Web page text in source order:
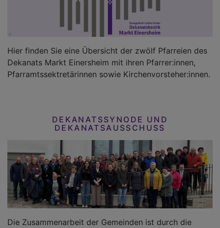
Hier finden Sie eine Übersicht der zwölf Pfarreien des
Dekanats Markt Einersheim mit ihren Pfarrer:innen,
Pfarramtssektretärinnen sowie Kirchenvorsteher:innen.
DEKANATSSYNODE UND
DEKANATSAUSSCHUSS
Die Zusammenarbeit der Gemeinden ist durch die